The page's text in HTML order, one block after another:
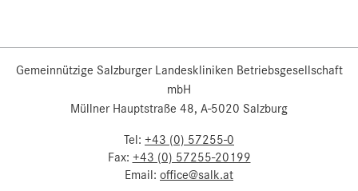
Gemeinnützige Salzburger Landeskliniken Betriebsgesellschaft
mbH
Müllner Hauptstraße 48, A-5020 Salzburg
Tel: +43 (0) 57255-0
Fax: +43 (0) 57255-20199
Email: office@salk.at